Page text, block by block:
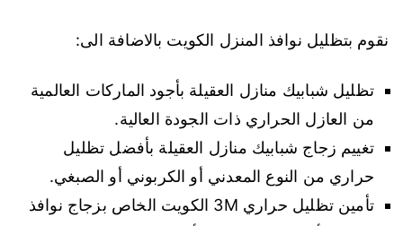
نقوم بتظليل نوافذ المنزل الكويت بالاضافة الى:
تظليل شبابيك منازل العقيلة بأجود الماركات العالمية
من العازل الحراري ذات الجودة العالية.
تغييم زجاج شبابيك منازل العقيلة بأفضل تظليل
حراري من النوع المعدني أو الكربوني أو الصبغي.
تأمين تظليل حراري 3M الكويت الخاص بزجاج نوافذ